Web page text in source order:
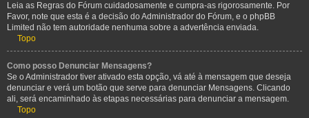
Leia as Regras do Fórum cuidadosamente e cumpra-as rigorosamente. Por
Favor, note que esta é a decisão do Administrador do Fórum, e o phpBB
Limited não tem autoridade nenhuma sobre a advertência enviada.
Topo
Como posso Denunciar Mensagens?
Se o Administrador tiver ativado esta opção, vá até à mensagem que deseja
denunciar e verá um botão que serve para denunciar Mensagens. Clicando
ali, será encaminhado às etapas necessárias para denunciar a mensagem.
Topo